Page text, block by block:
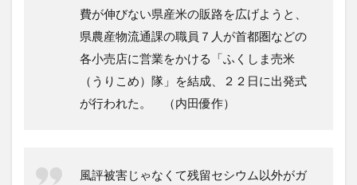
費が伸びない県産米の販路を広げようと、
県農産物流通課の職員７人が首都圏などの
各小売店に営業をかける「ふくしま売米
（うりこめ）隊」を結成、２２日に出発式
が行われた。 （内田優作）
風評被害じゃなくて残留セシウム以外がガ